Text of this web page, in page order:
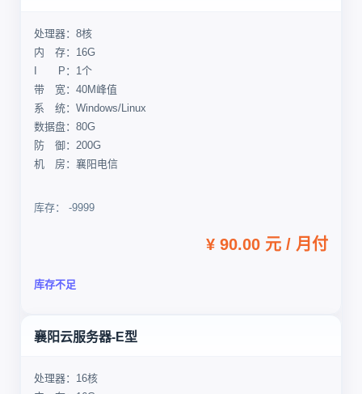
处理器：8核
内 存：16G
I P：1个
带 宽：40M峰值
系 统：Windows/Linux
数据盘：80G
防 御：200G
机 房：襄阳电信
库存： -9999
¥ 90.00 元 / 月付
库存不足
襄阳云服务器-E型
处理器：16核